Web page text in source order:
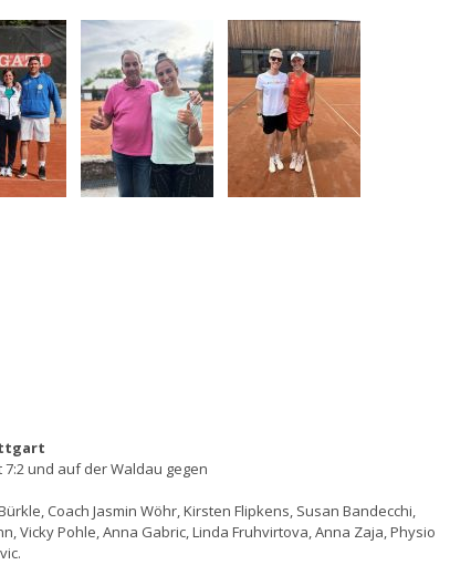
und auf der Waldau gegen
Coach Jasmin Wöhr, Kirsten Flipkens, Susan Bandecchi,
Vicky Pohle, Anna Gabric, Linda Fruhvirtova, Anna Zaja, Physio